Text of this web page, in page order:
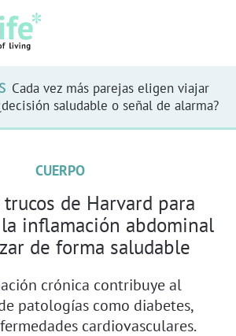
Cada vez más parejas eligen viajar
saludable o señal de alarma?
CUERPO
de Harvard para
inflamación abdominal
de forma saludable
crónica contribuye al
patologías como diabetes,
cardiovasculares.